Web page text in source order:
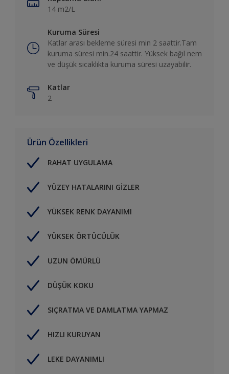
14 m2/L
Kuruma Süresi
Katlar arası bekleme süresi min 2 saattir.Tam
kuruma süresi min.24 saattir. Yüksek bağıl nem
ve düşük sıcaklıkta kuruma süresi uzayabilir.
Katlar
2
Ürün Özellikleri
RAHAT UYGULAMA
YÜZEY HATALARINI GİZLER
YÜKSEK RENK DAYANIMI
YÜKSEK ÖRTÜCÜLÜK
UZUN ÖMÜRLÜ
DÜŞÜK KOKU
SIÇRATMA VE DAMLATMA YAPMAZ
HIZLI KURUYAN
LEKE DAYANIMLI